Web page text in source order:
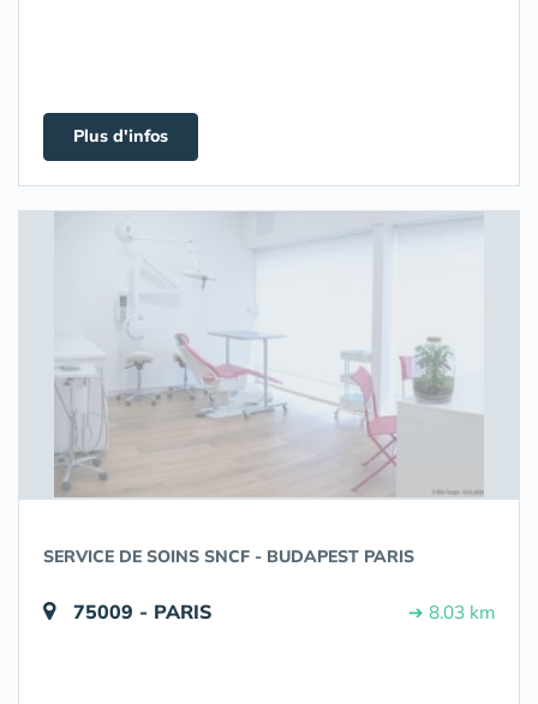
Plus d'infos
SERVICE DE SOINS SNCF - BUDAPEST PARIS
75009 - PARIS ➔ 8.03 km